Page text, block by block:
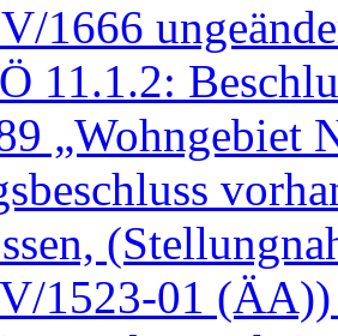
1666
11.1.2:
„Wohngebiet
1523-01